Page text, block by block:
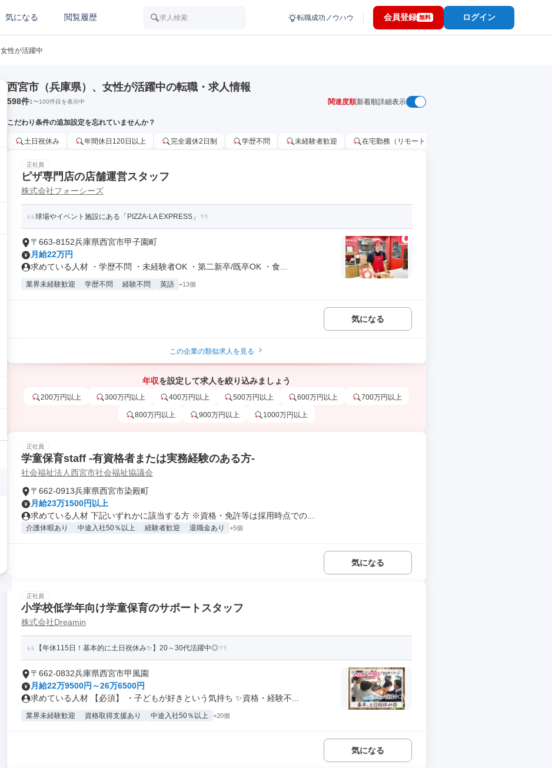
気になる 閲覧履歴 求人検索 転職成功ノウハウ 会員登録 無料 ログイン
女性が活躍中
西宮市（兵庫県）、女性が活躍中の転職・求人情報
598件1〜100件目を表示中 関連度順新着順詳細表示
こだわり条件の追加設定を忘れていませんか？
土日祝休み 年間休日120日以上 完全週休2日制 学歴不問 未経験者歓迎 在宅勤務（リモートワーク）OK
正社員
ピザ専門店の店舗運営スタッフ
株式会社フォーシーズ
球場やイベント施設にある「PIZZA-LA EXPRESS」
〒663-8152兵庫県西宮市甲子園町
月給22万円
求めている人材 ・学歴不問 ・未経験者OK ・第二新卒/既卒OK ・食...
業界未経験歓迎 学歴不問 経験不問 英語 +13個
気になる
この企業の類似求人を見る
年収を設定して求人を絞り込みましょう
200万円以上 300万円以上 400万円以上 500万円以上 600万円以上 700万円以上
800万円以上 900万円以上 1000万円以上
正社員
学童保育staff -有資格者または実務経験のある方-
社会福祉法人西宮市社会福祉協議会
〒662-0913兵庫県西宮市染殿町
月給23万1500円以上
求めている人材 下記いずれかに該当する方 ※資格・免許等は採用時点での...
介護休暇あり 中途入社50％以上 経験者歓迎 退職金あり +5個
気になる
正社員
小学校低学年向け学童保育のサポートスタッフ
株式会社Dreamin
【年休115日！基本的に土日祝休み✨】20～30代活躍中◎
〒662-0832兵庫県西宮市甲風園
月給22万9500円～26万6500円
求めている人材 【必須】 ・子どもが好きという気持ち ✨資格・経験不...
業界未経験歓迎 資格取得支援あり 中途入社50％以上 +20個
気になる